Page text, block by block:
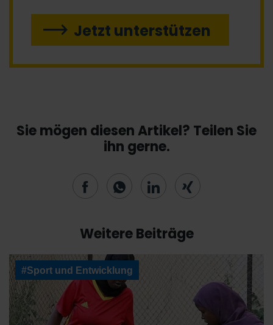
Jetzt unterstützen
Sie mögen diesen Artikel? Teilen Sie
ihn gerne.
Weitere Beiträge
#Sport und Entwicklung